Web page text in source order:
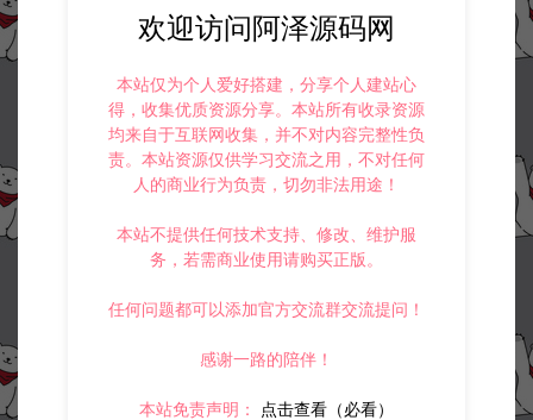
欢迎访问阿泽源码网
本站仅为个人爱好搭建，分享个人建站心
得，收集优质资源分享。本站所有收录资源
均来自于互联网收集，并不对内容完整性负
责。本站资源仅供学习交流之用，不对任何
人的商业行为负责，切勿非法用途！
本站不提供任何技术支持、修改、维护服
务，若需商业使用请购买正版。
任何问题都可以添加官方交流群交流提问！
感谢一路的陪伴！
本站免责声明： 点击查看（必看）